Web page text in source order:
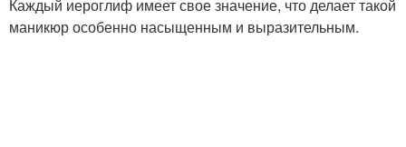
Каждый иероглиф имеет свое значение, что делает такой
маникюр особенно насыщенным и выразительным.